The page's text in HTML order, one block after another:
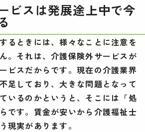
ビスは発展途上中で今
るときには、様々なことに注意を
。それは、介護保険外サービスが
ビスだからです。現在の介護業界
足しており、大きな問題となって
いるのかというと、そこには「処
です。賃金が安いから介護福祉士
現実があります。